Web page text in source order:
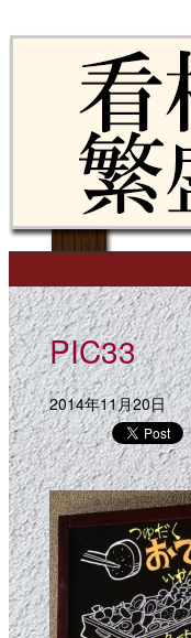
Main menu
PIC33
2014年11月20日